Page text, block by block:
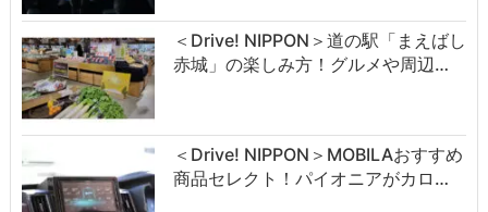
＜Drive! NIPPON＞道の駅「まえばし
赤城」の楽しみ方！グルメや周辺…
＜Drive! NIPPON＞MOBILAおすすめ
商品セレクト！パイオニアがカロ…